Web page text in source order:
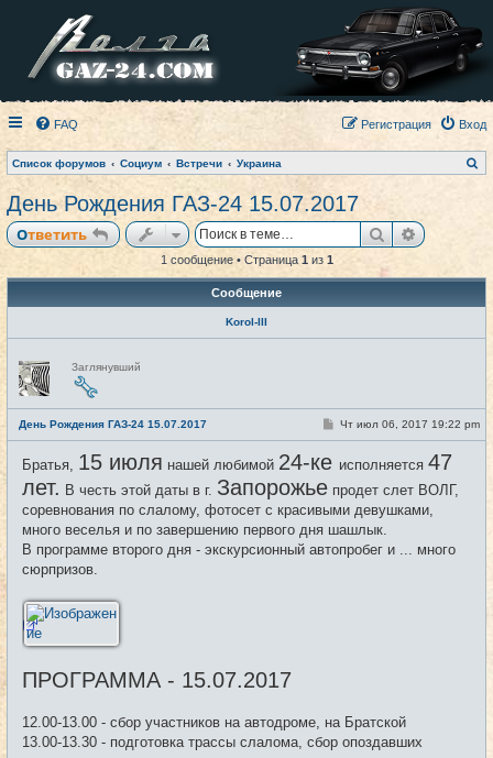
FAQ Вход
Регистрация
Список форумов Социум Встречи Украина
о
День Рождения ГАЗ-24 15.07.2017
Ответить Поиск
1 сообщение • Страница 1из 1
Сообщение
Korol-III
Н
е
в
с
е
т
и
Заглянувший
День Рождения ГАЗ-24 15.07.2017 #1
С
б
е
н
и
е
Чт июл 06, 2017 19:22 pm
Братья, 15 июля нашей любимой 24-ке исполняется 47
лет. В честь этой даты в г. Запорожье продет слет ВОЛГ,
соревнования по слалому, фотосет с красивыми девушками,
много веселья и по завершению первого дня шашлык.
В программе второго дня - экскурсионный автопробег и ... много
сюрпризов.
ПРОГРАММА - 15.07.2017
12.00-13.00 - сбор участников на автодроме, на Братской
13.00-13.30 - подготовка трассы слалома, сбор опоздавших